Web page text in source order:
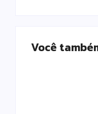
Você